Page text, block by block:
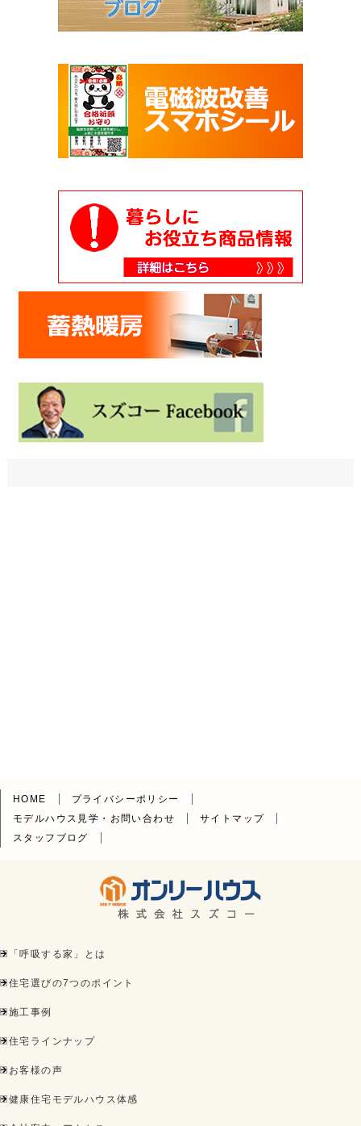
HOME
プライバシーポリシー
モデルハウス見学・お問い合わせ
サイトマップ
スタッフブログ
「呼吸する家」とは
住宅選びの7つのポイント
施工事例
住宅ラインナップ
お客様の声
健康住宅モデルハウス体感